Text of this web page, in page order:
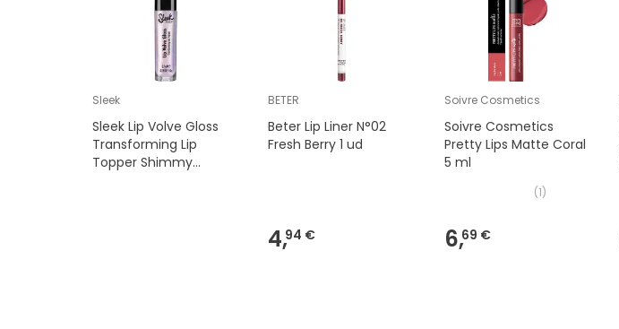
Sleek
Sleek Lip Volve Gloss
Transforming Lip
Topper Shimmy
BETER
Beter Lip Liner N°02
Fresh Berry 1 ud
4,94 €
Soivre Cosmetics
Soivre Cosmetics
Pretty Lips Matte Coral
5 ml
(1)
6,69 €